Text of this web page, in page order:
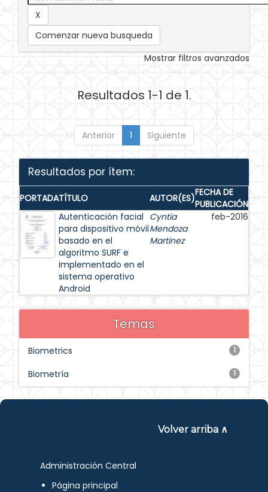
Comenzar nueva busqueda
Mostrar filtros avanzados
Resultados 1-1 de 1.
Anterior 1 Siguiente
Resultados por ítem:
PORTADATÍTULO AUTOR(ES)FECHA DE
PUBLICACIÓN
Autenticación facial
para dispositivo móvil
basado en el
algoritmo SURF e
implementado en el
sistema operativo
Android
Cyntia
Mendoza
Martinez
feb-2016
Temas
1
Biometrics
1
Biometría
Volver arriba ∧
Administración Central
Página principal